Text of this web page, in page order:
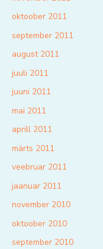
oktoober 2011
september 2011
august 2011
juuli 2011
juuni 2011
mai 2011
aprill 2011
märts 2011
veebruar 2011
jaanuar 2011
november 2010
oktoober 2010
september 2010